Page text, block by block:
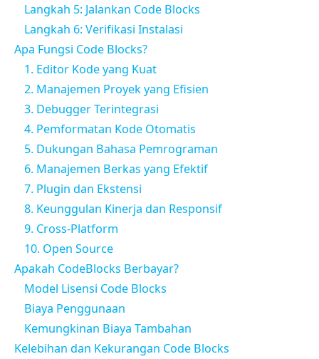
Langkah 5: Jalankan Code Blocks
Langkah 6: Verifikasi Instalasi
Apa Fungsi Code Blocks?
1. Editor Kode yang Kuat
2. Manajemen Proyek yang Efisien
3. Debugger Terintegrasi
4. Pemformatan Kode Otomatis
5. Dukungan Bahasa Pemrograman
6. Manajemen Berkas yang Efektif
7. Plugin dan Ekstensi
8. Keunggulan Kinerja dan Responsif
9. Cross-Platform
10. Open Source
Apakah CodeBlocks Berbayar?
Model Lisensi Code Blocks
Biaya Penggunaan
Kemungkinan Biaya Tambahan
Kelebihan dan Kekurangan Code Blocks